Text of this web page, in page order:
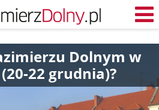
Dolnym w
22 grudnia)?